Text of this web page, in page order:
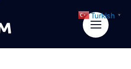
Turkish ▼